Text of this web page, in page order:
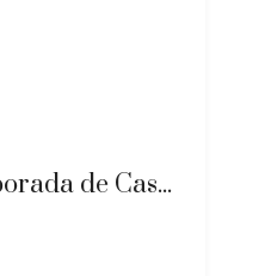
Alquiler de Temporada de Casa en Sant Joan de Llabritja – gz-2567